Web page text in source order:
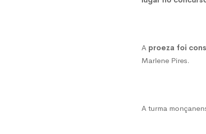
4º
A proeza foi
Marlene Pires.
A turma